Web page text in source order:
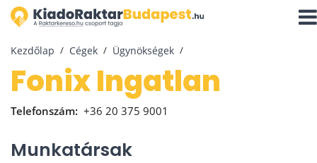
Kezdőlap Cégek Ügynökségek
Fonix Ingatlan
Telefonszám: +36 20 375 9001
Munkatársak